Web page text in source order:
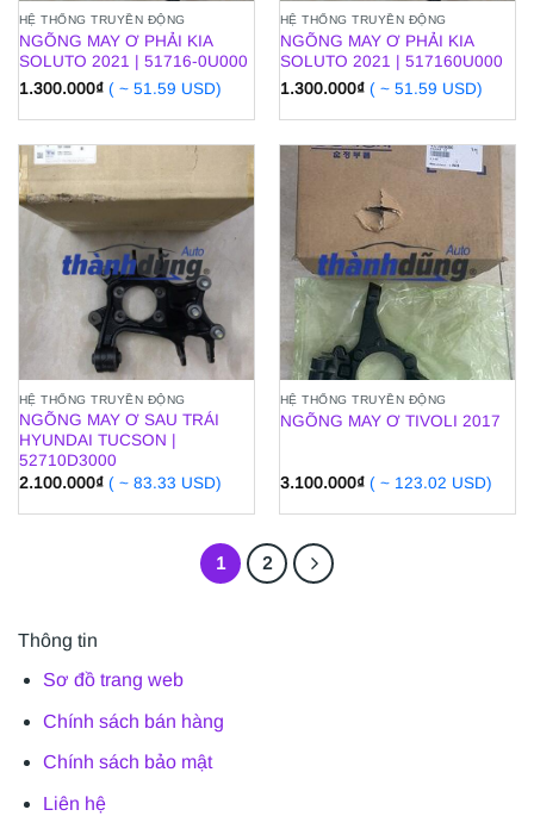
HỆ THỐNG TRUYỀN ĐỘNG
NGÕNG MAY Ơ PHẢI KIA
SOLUTO 2021 | 51716-0U000
1.300.000₫ ( ~ 51.59 USD)
HỆ THỐNG TRUYỀN ĐỘNG
NGÕNG MAY Ơ PHẢI KIA
SOLUTO 2021 | 517160U000
1.300.000₫ ( ~ 51.59 USD)
HỆ THỐNG TRUYỀN ĐỘNG
NGÕNG MAY Ơ SAU TRÁI
HYUNDAI TUCSON |
52710D3000
2.100.000₫ ( ~ 83.33 USD)
HỆ THỐNG TRUYỀN ĐỘNG
NGÕNG MAY Ơ TIVOLI 2017
3.100.000₫ ( ~ 123.02 USD)
1 2
Thông tin
Sơ đồ trang web
Chính sách bán hàng
Chính sách bảo mật
Liên hệ